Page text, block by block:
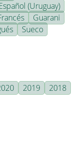
(Uruguay)
Guarani
Sueco
2019
2018